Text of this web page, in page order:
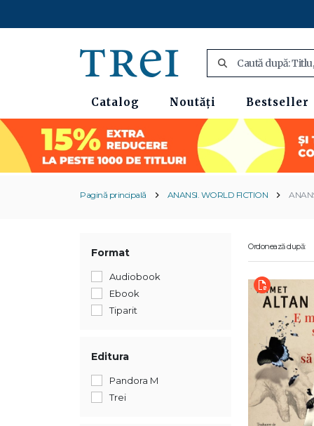
Catalog Noutăți Bestseller
Pagină principală ANANSI. WORLD FICTION
Format
Audiobook
Ebook
Tiparit
Editura
Pandora M
Trei
Ordonează după: